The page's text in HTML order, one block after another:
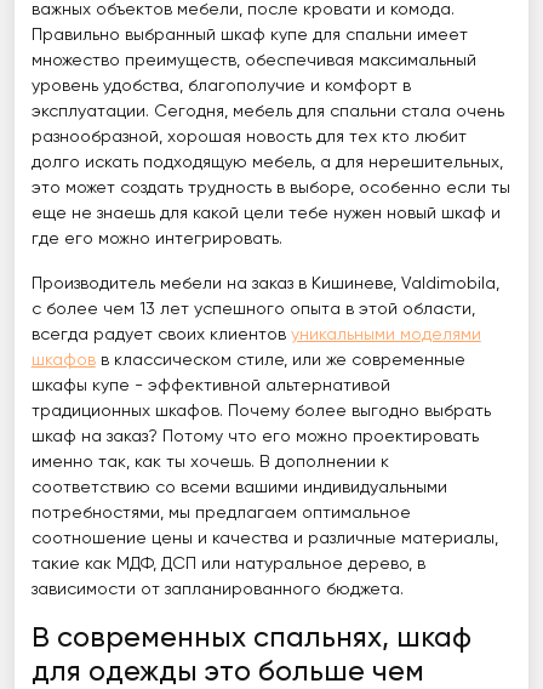
важных объектов мебели, после кровати и комода.
Правильно выбранный шкаф купе для спальни имеет
множество преимуществ, обеспечивая максимальный
уровень удобства, благополучие и комфорт в
эксплуатации. Сегодня, мебель для спальни стала очень
разнообразной, хорошая новость для тех кто любит
долго искать подходящую мебель, а для нерешительных,
это может создать трудность в выборе, особенно если ты
еще не знаешь для какой цели тебе нужен новый шкаф и
где его можно интегрировать.
Производитель мебели на заказ в Кишиневе, Valdimobila,
с более чем 13 лет успешного опыта в этой области,
всегда радует своих клиентов уникальными моделями
шкафовв классическом стиле, или же современные
шкафы купе - эффективной альтернативой
традиционных шкафов. Почему более выгодно выбрать
шкаф на заказ? Потому что его можно проектировать
именно так, как ты хочешь. В дополнении к
соответствию со всеми вашими индивидуальными
потребностями, мы предлагаем оптимальное
соотношение цены и качества и различные материалы,
такие как МДФ, ДСП или натуральное дерево, в
зависимости от запланированного бюджета.
В современных спальнях, шкаф
для одежды это больше чем